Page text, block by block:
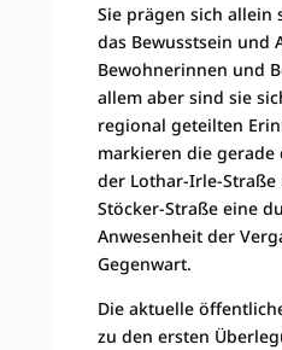
Sie prägen sich allein
das Bewusstsein und
Bewohnerinnen und
allem aber sind sie
regional geteilten
markieren die gerade
der Lothar-Irle-Straße
Stöcker-Straße eine
Anwesenheit der
Gegenwart.
Die aktuelle
zu den ersten